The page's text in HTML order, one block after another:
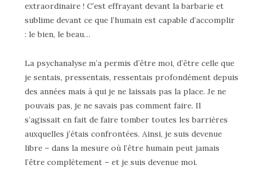
extraordinaire ! C’est effrayant devant la barbarie et
sublime devant ce que l’humain est capable d’accomplir
: le bien, le beau…
La psychanalyse m’a permis d’être moi, d’être celle que
je sentais, pressentais, ressentais profondément depuis
des années mais à qui je ne laissais pas la place. Je ne
pouvais pas, je ne savais pas comment faire. Il
s’agissait en fait de faire tomber toutes les barrières
auxquelles j’étais confrontées. Ainsi, je suis devenue
libre – dans la mesure où l’être humain peut jamais
l’être complètement – et je suis devenue moi.